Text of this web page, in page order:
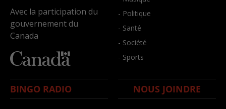
Avec la participation du
gouvernement du
Canada
- Politique
- Santé
- Société
- Sports
BINGO RADIO NOUS JOINDRE